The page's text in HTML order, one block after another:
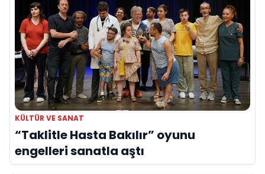
KÜLTÜR VE SANAT
“Taklitle Hasta Bakılır” oyunu
engelleri sanatla aştı